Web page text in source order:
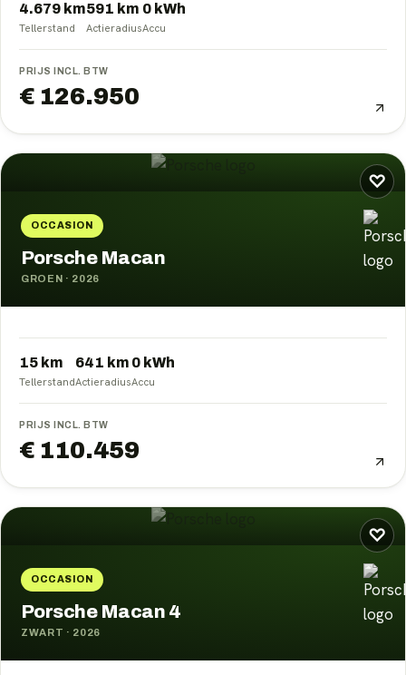
4.679 km
Tellerstand
591 km
Actieradius
0 kWh
Accu
PRIJS INCL. BTW
€ 126.950
♡
OCCASION
Porsche Macan
GROEN · 2026
15 km
Tellerstand
641 km
Actieradius
0 kWh
Accu
PRIJS INCL. BTW
€ 110.459
♡
OCCASION
Porsche Macan 4
ZWART · 2026